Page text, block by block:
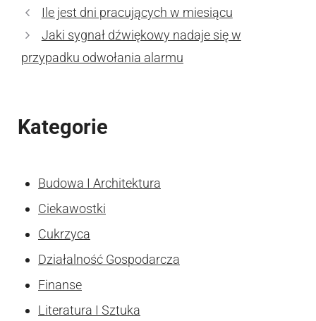
Ile jest dni pracujących w miesiącu
Jaki sygnał dźwiękowy nadaje się w
przypadku odwołania alarmu
Kategorie
Budowa I Architektura
Ciekawostki
Cukrzyca
Działalność Gospodarcza
Finanse
Literatura I Sztuka